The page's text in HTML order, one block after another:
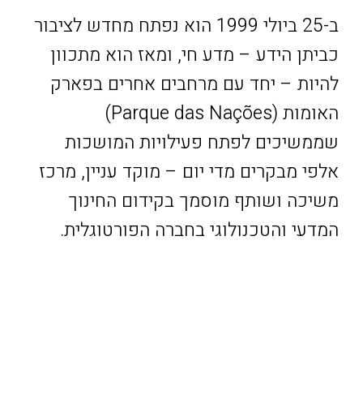
ב-25 ביולי 1999 הוא נפתח מחדש לציבור
כביתן הידע – מדע חי, ומאז הוא מתכוון
להיות – יחד עם מרחבים אחרים בפארק
האומות (Parque das Nações)
שממשיכים לפתח פעילויות המושכות
אלפי מבקרים מדי יום – מוקד עניין, מרכז
משיכה ושותף מוסמך בקידום החינוך
המדעי והטכנולוגי בחברה הפורטוגלית.